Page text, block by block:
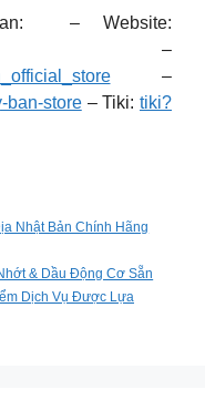
– Website:
–
ban-store– Tiki: tiki?
Nhật Bản Chính Hãng
& Dầu Động Cơ Sẵn
Dịch Vụ Được Lựa